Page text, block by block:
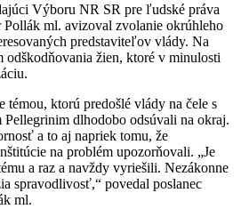
Výboru NR SR pre ľudské práva
Pollák ml. avizoval zvolanie okrúhleho
predstaviteľov vlády. Na
odškodňovania žien, ktoré v minulosti
témou, ktorú predošlé vlády na čele s
dlhodobo odsúvali na okraj.
a to aj napriek tomu, že
na problém upozorňovali. „Je
a raz a navždy vyriešili. Nezákonne
spravodlivosť,“ povedal poslanec
ml.